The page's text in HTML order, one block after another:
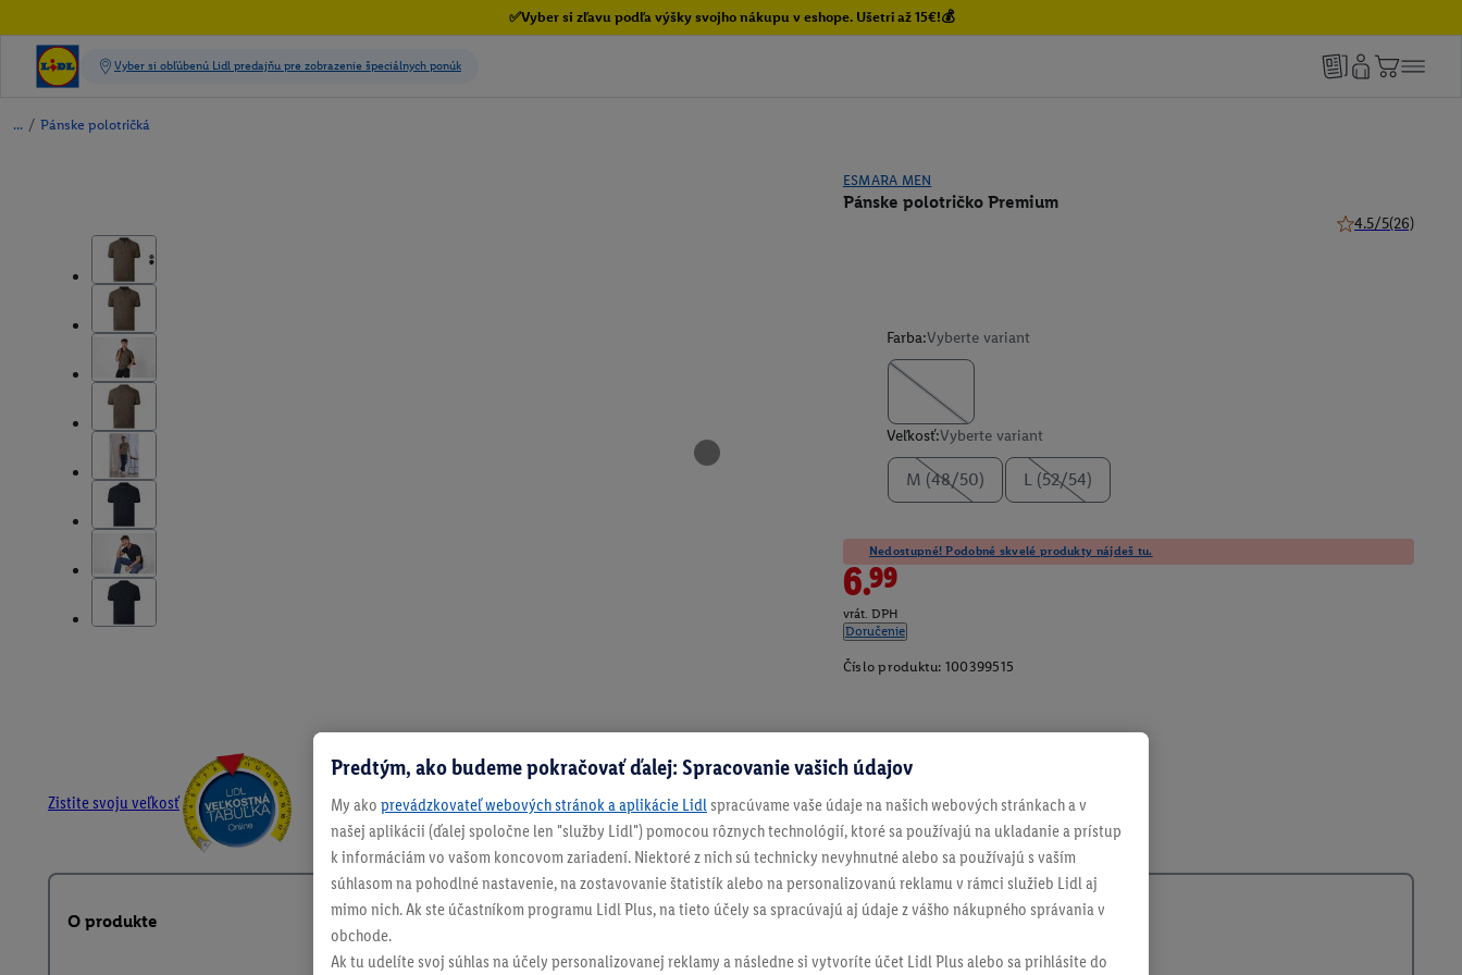
✅Vyber si zľavu podľa výšky svojho nákupu v eshope. Ušetri až 15€!💰
/ Pánske polotričká
ESMARA MEN
Pánske polotričko Premium
4.5/5(26)
Farba:Vyberte variant
Veľkosť:Vyberte variant
M (48/50) L (52/54)
Nedostupné! Podobné skvelé produkty nájdeš tu.
6.99
vrát. DPH
Doručenie
Číslo produktu: 100399515
Zistite svoju veľkosť
O produkte
Predtým, ako budeme pokračovať ďalej: Spracovanie vašich údajov
My ako prevádzkovateľ webových stránok a aplikácie Lidl spracúvame vaše údaje na našich webových stránkach a v
našej aplikácii (ďalej spoločne len "služby Lidl") pomocou rôznych technológií, ktoré sa používajú na ukladanie a prístup
k informáciám vo vašom koncovom zariadení. Niektoré z nich sú technicky nevyhnutné alebo sa používajú s vaším
súhlasom na pohodlné nastavenie, na zostavovanie štatistík alebo na personalizovanú reklamu v rámci služieb Lidl aj
mimo nich. Ak ste účastníkom programu Lidl Plus, na tieto účely sa spracúvajú aj údaje z vášho nákupného správania v
obchode.
Ak tu udelíte svoj súhlas na účely personalizovanej reklamy a následne si vytvoríte účet Lidl Plus alebo sa prihlásite do